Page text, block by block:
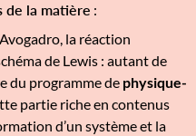
la matière :
la réaction
de Lewis : autant de
du programme de physique-
partie riche en contenus
d’un système et la